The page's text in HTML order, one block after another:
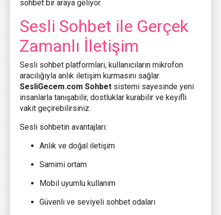
sohbet bir araya geliyor.
Sesli Sohbet ile Gerçek
Zamanlı İletişim
Sesli sohbet platformları, kullanıcıların mikrofon
aracılığıyla anlık iletişim kurmasını sağlar.
SesliGecem.com Sohbet sistemi sayesinde yeni
insanlarla tanışabilir, dostluklar kurabilir ve keyifli
vakit geçirebilirsiniz.
Sesli sohbetin avantajları:
Anlık ve doğal iletişim
Samimi ortam
Mobil uyumlu kullanım
Güvenli ve seviyeli sohbet odaları